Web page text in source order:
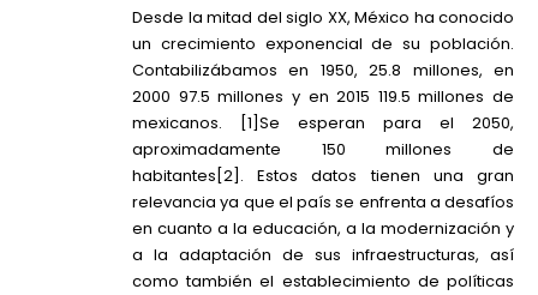
Desde la mitad del siglo XX, México ha conocido
un crecimiento exponencial de su población.
Contabilizábamos en 1950, 25.8 millones, en
2000 97.5 millones y en 2015 119.5 millones de
mexicanos.
[1] Se esperan para el 2050,
aproximadamente 150 millones de
habitantes [2] . Estos datos tienen una gran
relevancia ya que el país se enfrenta a desafíos
en cuanto a la educación, a la modernización y
a la adaptación de sus infraestructuras, así
como también el establecimiento de políticas